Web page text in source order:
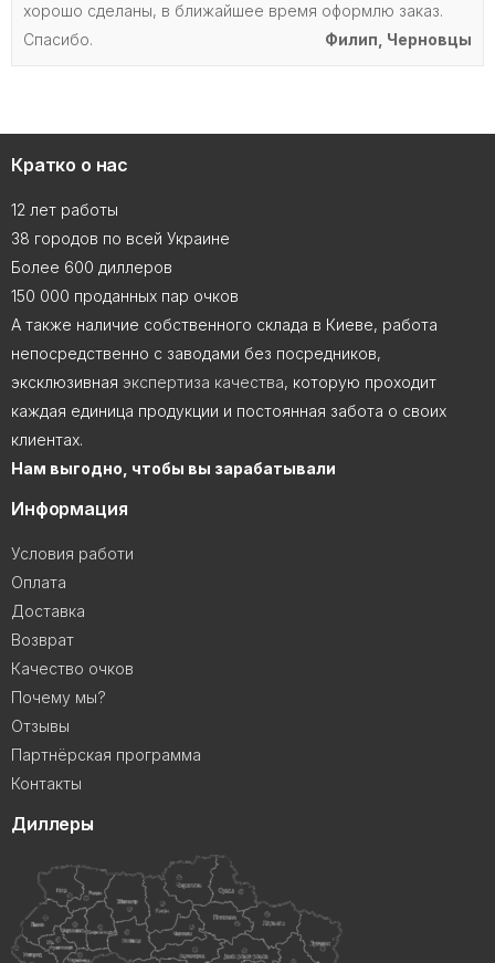
хорошо сделаны, в ближайшее время оформлю заказ.
Спасибо.
Филип, Черновцы
Кратко о нас
12 лет работы
38 городов по всей Украине
Более 600 диллеров
150 000 проданных пар очков
А также наличие собственного склада в Киеве, работа
непосредственно с заводами без посредников,
эксклюзивная экспертиза качества, которую проходит
каждая единица продукции и постоянная забота о своих
клиентах.
Нам выгодно, чтобы вы зарабатывали
Информация
Условия работи
Оплата
Доставка
Возврат
Качество очков
Почему мы?
Отзывы
Партнёрская программа
Контакты
Диллеры